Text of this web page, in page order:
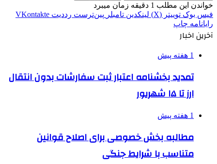
خواندن این مطلب 1 دقیقه زمان میبرد
فیس بوک توییتر (X) لینکدین ‫تامبلر ‫پین‌ترست ‫رددیت ‫VKontakte
رایانامه چاپ
آخرین اخبار
1 هفته پیش
تمدید بخشنامه اعتبار ثبت سفارشات بدون انتقال
ارز تا ۱۵ شهریور
1 هفته پیش
مطالبه بخش خصوصی برای اصلاح قوانین
متناسب با شرایط جنگی